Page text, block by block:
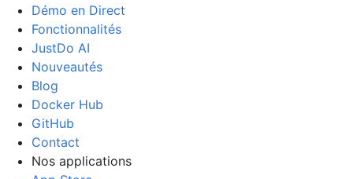
Démo en Direct
Fonctionnalités
JustDo AI
Nouveautés
Blog
Docker Hub
GitHub
Contact
Nos applications